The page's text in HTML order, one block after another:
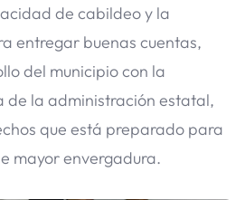
de cabildeo y la
entregar buenas cuentas,
del municipio con la
de la administración estatal,
que está preparado para
mayor envergadura.